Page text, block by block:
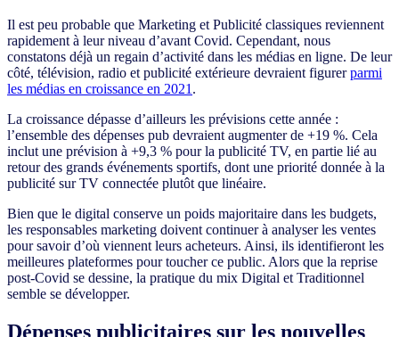
Il est peu probable que Marketing et Publicité classiques reviennent
rapidement à leur niveau d’avant Covid. Cependant, nous
constatons déjà un regain d’activité dans les médias en ligne. De leur
côté, télévision, radio et publicité extérieure devraient figurerparmi
les médias en croissance en 2021 .
La croissance dépasse d’ailleurs les prévisions cette année :
l’ensemble des dépenses pub devraient augmenter de +19 %. Cela
inclut une prévision à +9,3 % pour la publicité TV, en partie lié au
retour des grands événements sportifs, dont une priorité donnée à la
publicité sur TV connectée plutôt que linéaire.
Bien que le digital conserve un poids majoritaire dans les budgets,
les responsables marketing doivent continuer à analyser les ventes
pour savoir d’où viennent leurs acheteurs. Ainsi, ils identifieront les
meilleures plateformes pour toucher ce public. Alors que la reprise
post-Covid se dessine, la pratique du mix Digital et Traditionnel
semble se développer.
Dépenses publicitaires sur les nouvelles